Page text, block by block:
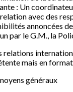
: Un
avec des
annoncées
par le G.M., la
relations
mais en
généraux